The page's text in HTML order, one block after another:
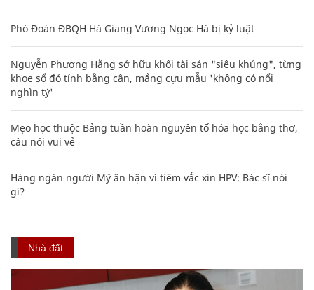
Phó Đoàn ĐBQH Hà Giang Vương Ngọc Hà bị kỷ luật
Nguyễn Phương Hằng sở hữu khối tài sản "siêu khủng", từng
khoe sổ đỏ tính bằng cân, mắng cựu mẫu 'không có nổi
nghìn tỷ'
Mẹo học thuộc Bảng tuần hoàn nguyên tố hóa học bằng thơ,
câu nói vui vẻ
Hàng ngàn người Mỹ ân hận vì tiêm vắc xin HPV: Bác sĩ nói
gì?
Nhà đất